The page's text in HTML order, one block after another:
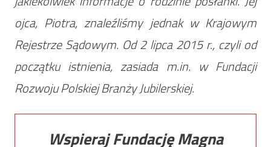
ojca, Piotra, znaleźliśmy jednak w Krajowym
Rejestrze Sądowym. Od 2 lipca 2015 r., czyli od
początku istnienia, zasiada m.in. w Fundacji
Rozwoju Polskiej Branży Jubilerskiej.
Wspieraj Fundację Magna